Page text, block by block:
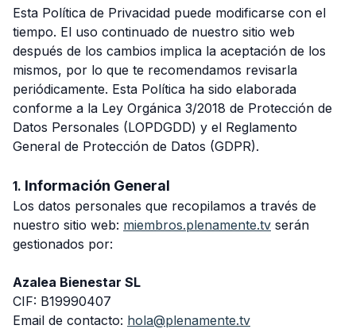
Esta Política de Privacidad puede modificarse con el
tiempo. El uso continuado de nuestro sitio web
después de los cambios implica la aceptación de los
mismos, por lo que te recomendamos revisarla
periódicamente. Esta Política ha sido elaborada
conforme a la Ley Orgánica 3/2018 de Protección de
Datos Personales (LOPDGDD) y el Reglamento
General de Protección de Datos (GDPR).
1. Información General
Los datos personales que recopilamos a través de
nuestro sitio web: miembros.plenamente.tv serán
gestionados por:
Azalea Bienestar SL
CIF: B19990407
Email de contacto: hola@plenamente.tv